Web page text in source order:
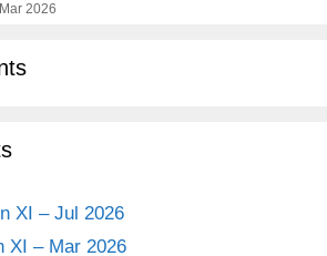
2026
XI – Jul 2026
XI – Mar 2026